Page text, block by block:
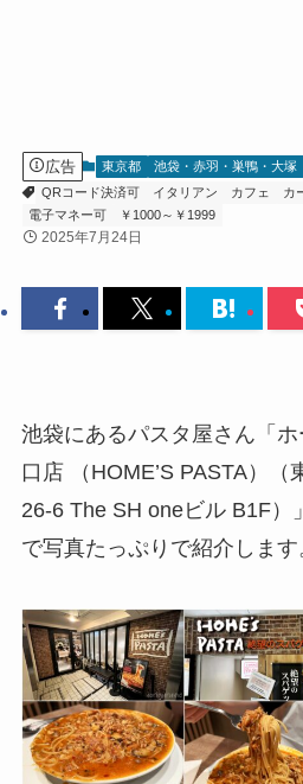
広告 東京都 池袋・赤羽・巣鴨・大塚
QRコード決済可
イタリアン カフェ カ
電子マネー可
￥1000～￥1999
2025年7月24日
池袋にあるパスタ屋さん「
口店 （HOME’S PASTA）
26-6 The SH oneビル B1F）
で写真たっぷりで紹介します